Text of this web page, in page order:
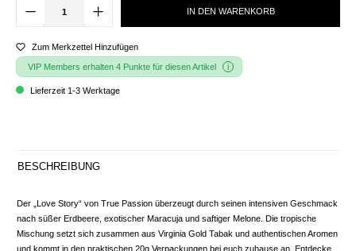
IN DEN WARENKORB
Zum Merkzettel Hinzufügen
VIP Members erhalten 4 Punkte für diesen Artikel
Lieferzeit 1-3 Werktage
BESCHREIBUNG
Der „Love Story“ von True Passion überzeugt durch seinen intensiven Geschmack
nach süßer Erdbeere, exotischer Maracuja und saftiger Melone. Die tropische
Mischung setzt sich zusammen aus Virginia Gold Tabak und authentischen Aromen
und kommt in den praktischen 20g Verpackungen bei euch zuhause an. Entdecke